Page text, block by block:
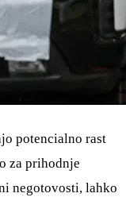
potencialno rast
za prihodnje
negotovosti, lahko